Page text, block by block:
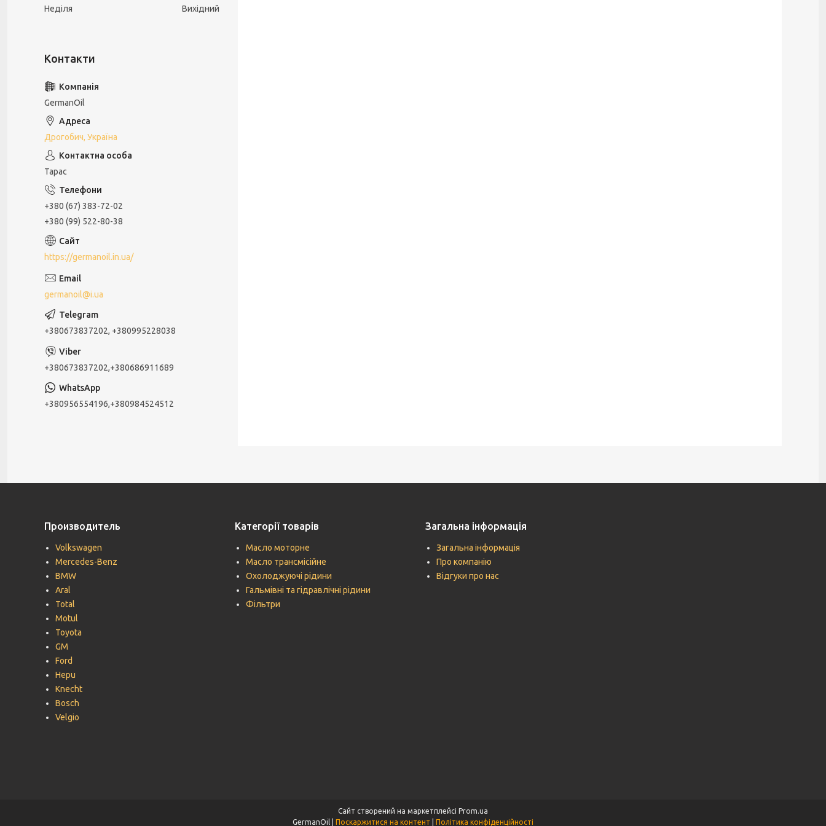
Неділя
Вихідний
GermanOil
Дрогобич, Україна
Тарас
+380 (67) 383-72-02
+380 (99) 522-80-38
https://germanoil.in.ua/
germanoil@i.ua
+380673837202, +380995228038
+380673837202,+380686911689
+380956554196,+380984524512
Производитель
Volkswagen
Mercedes-Benz
BMW
Aral
Total
Motul
Toyota
GM
Ford
Hepu
Knecht
Bosch
Velgio
Категорії товарів
Масло моторне
Масло трансмісійне
Охолоджуючі рідини
Гальмівні та гідравлічні рідини
Фільтри
Загальна інформація
Загальна інформація
Про компанію
Відгуки про нас
Сайт створений на маркетплейсі Prom.ua
Поскаржитися на контент Політика конфіденційності